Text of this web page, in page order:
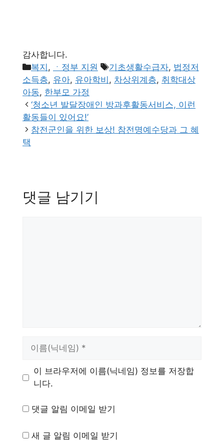
감사합니다.
카
테
고
리
복지 , ㆍ정부 지원
태
그
기초생활수급자, 법정저
소득층, 유아, 유아학비 , 차상위계층, 취학대상
아동, 한부모 가정
‘청소년 발달장애인 방과후활동서비스, 이런
활동들이 있어요!’
참전군인을 위한 보상! 참전명예수당과 그 혜
택
댓글 남기기
이 브라우저에 이름(닉네임) 정보를 저장합
니다.
댓글 알림 이메일 받기
새 글 알림 이메일 받기